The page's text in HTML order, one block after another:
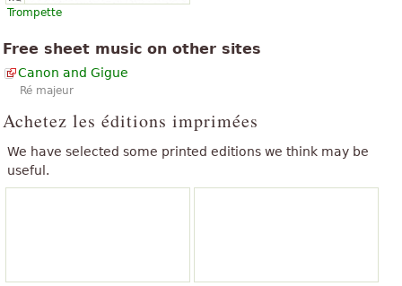
Trompette
Free sheet music on other sites
Canon and Gigue
Ré majeur
Achetez les éditions imprimées
We have selected some printed editions we think may be
useful.